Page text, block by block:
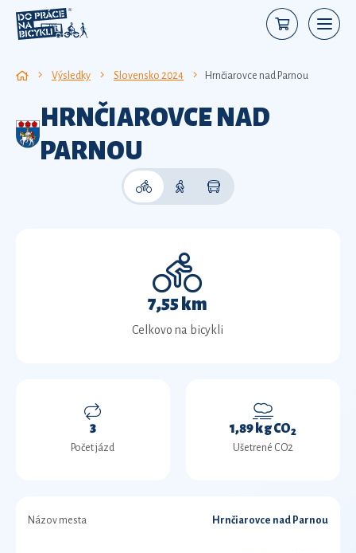
Výsledky Slovensko 2024 Hrnčiarovce nad Parnou
HRNČIAROVCE NAD
PARNOU
7,55 km
Celkovo na bicykli
3
Počet jázd
1,89 kg CO2
Ušetrené CO2
Názov mesta Hrnčiarovce nad Parnou